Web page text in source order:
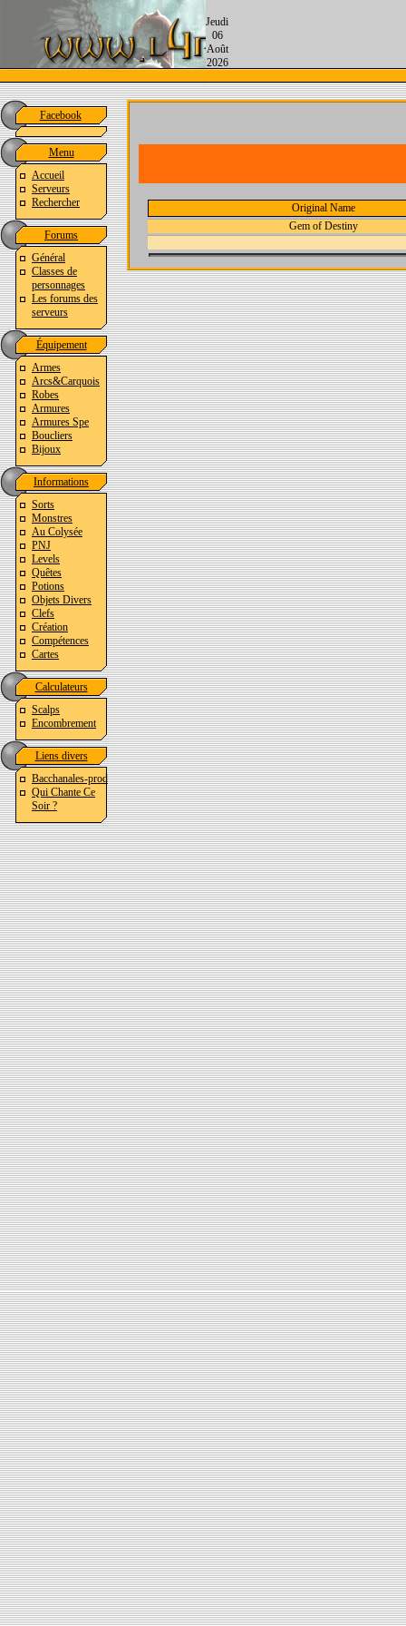
Jeudi
06
Août
2026
Facebook
Menu
Accueil
Serveurs
Rechercher
Forums
Général
Classes de
personnages
Les forums des
serveurs
Équipement
Armes
Arcs&Carquois
Robes
Armures
Armures Spe
Boucliers
Bijoux
Informations
Sorts
Monstres
Au Colysée
PNJ
Levels
Quêtes
Potions
Objets Divers
Clefs
Création
Compétences
Cartes
Calculateurs
Scalps
Encombrement
Liens divers
Bacchanales-prod
Qui Chante Ce
Soir ?
Original Name
Gem of Destiny